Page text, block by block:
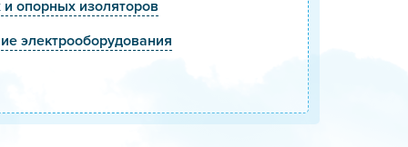
опорных изоляторов
электрооборудования